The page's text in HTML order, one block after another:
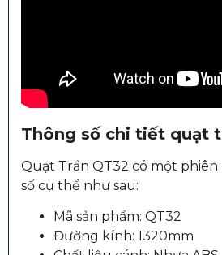
Thông số chi tiết quạt
Quạt Trần QT32 có một phiên
số cụ thể như sau:
Mã sản phẩm: QT32
Đường kính: 1320mm